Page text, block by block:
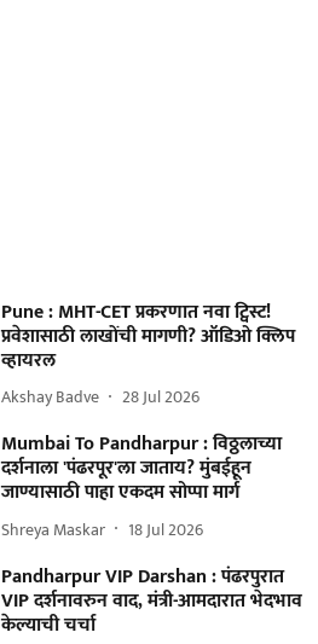
Pune : MHT-CET प्रकरणात नवा ट्विस्ट!
प्रवेशासाठी लाखोंची मागणी? ऑडिओ क्लिप
व्हायरल
Akshay Badve 28 Jul 2026
Mumbai To Pandharpur : विठ्ठलाच्या
दर्शनाला 'पंढरपूर'ला जाताय? मुंबईहून
जाण्यासाठी पाहा एकदम सोप्पा मार्ग
Shreya Maskar 18 Jul 2026
Pandharpur VIP Darshan : पंढरपुरात
VIP दर्शनावरुन वाद, मंत्री-आमदारात भेदभाव
केल्याची चर्चा